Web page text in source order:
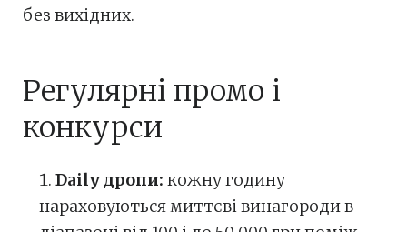
без вихідних.
Регулярні промо і
конкурси
Daily дропи: кожну годину
нараховуються миттєві винагороди в